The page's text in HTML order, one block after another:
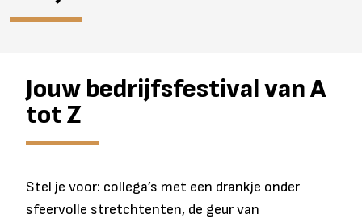
Jouw bedrijfsfestival van A
tot Z
Stel je voor: collega’s met een drankje onder
sfeervolle stretchtenten, de geur van